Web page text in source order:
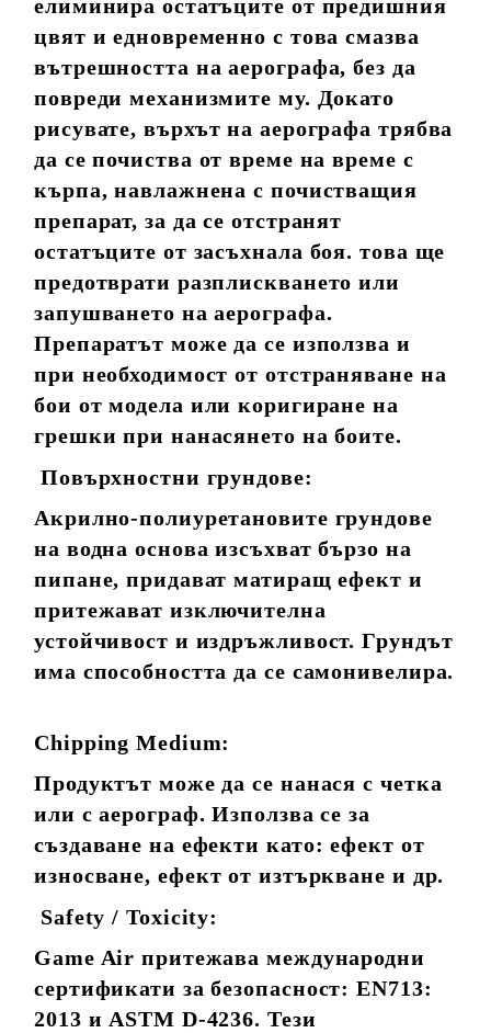
елиминира остатъците от предишния
цвят и едновременно с това смазва
вътрешността на аерографа, без да
повреди механизмите му. Докато
рисувате, върхът на аерографа трябва
да се почиства от време на време с
кърпа, навлажнена с почистващия
препарат, за да се отстранят
остатъците от засъхнала боя. това ще
предотврати разплискването или
запушването на аерографа.
Препаратът може да се използва и
при необходимост от отстраняване на
бои от модела или коригиране на
грешки при нанасянето на боите.
Повърхностни грундове:
Акрилно-полиуретановите грундове
на водна основа изсъхват бързо на
пипане, придават матиращ ефект и
притежават изключителна
устойчивост и издръжливост. Грундът
има способността да се самонивелира.
Chipping Medium:
Продуктът може да се нанася с четка
или с аерограф. Използва се за
създаване на ефекти като: ефект от
износване, ефект от изтъркване и др.
Safety / Toxicity:
Game Air притежава международни
сертификати за безопасност: EN713:
2013 и ASTM D-4236. Тези